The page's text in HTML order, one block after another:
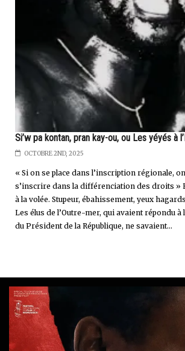
Si’w pa kontan, pran kay-ou, ou Les yéyés à
OCTOBRE 2ND, 2025
« Si on se place dans l’inscription régionale,
s’inscrire dans la différenciation des droits »
à la volée. Stupeur, ébahissement, yeux
Les élus de l’Outre-mer, qui avaient répondu
du Président de la République, ne savaient...